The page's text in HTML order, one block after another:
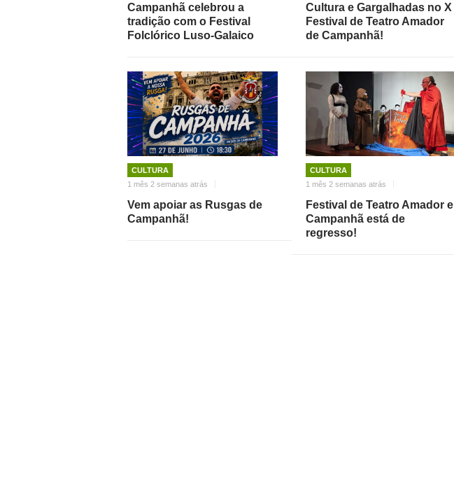
Campanhã celebrou a
tradição com o Festival
Folclórico Luso-Galaico
Cultura e Gargalhadas no X
Festival de Teatro Amador
de Campanhã!
CULTURA
1 mês 2 semanas atrás
Vem apoiar as Rusgas de
Campanhã!
CULTURA
1 mês 2 semanas atrás
Festival de Teatro Amador e
Campanhã está de
regresso!